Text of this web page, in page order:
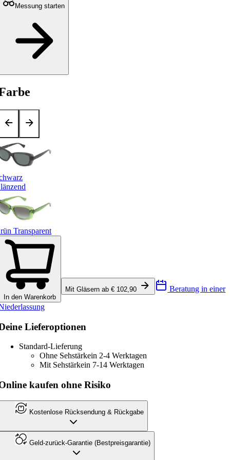
Messung starten
Transparent
In den Warenkorb
Mit Gläsern ab € 102,90 Beratung in einer
Lieferoptionen
Standard-Lieferung
Ohne Sehstärkein 2-4 Werktagen
Mit Sehstärkein 7-14 Werktagen
kaufen ohne Risiko
Kostenlose Rücksendung & Rückgabe
Geld-zurück-Garantie (Bestpreisgarantie)